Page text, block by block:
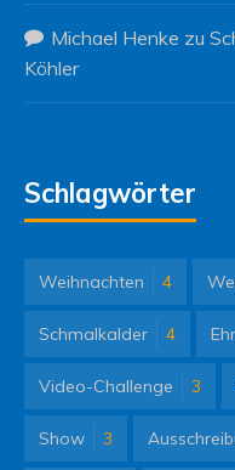
Michael Henke zu
Köhler
Schlagwörter
Weihnachten 4
Schmalkalder 4
Video-Challenge 3
Show 3